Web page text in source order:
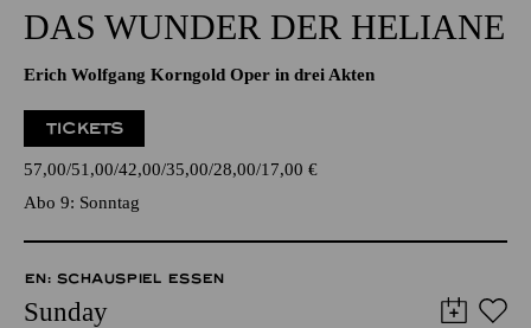
DAS WUNDER DER HELIANE
Erich Wolfgang Korngold Oper in drei Akten
TICKETS
57,00 51,00 42,00 35,00 28,00 17,00 €
Abo 9: Sonntag
EN: SCHAUSPIEL ESSEN
Sunday